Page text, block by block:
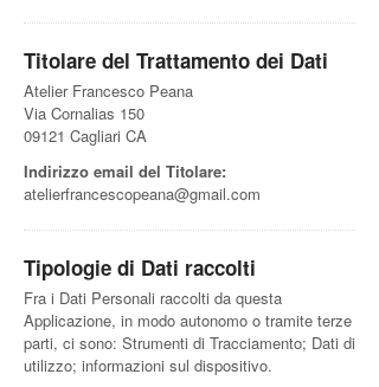
Titolare del Trattamento dei Dati
Atelier Francesco Peana
Via Cornalias 150
09121 Cagliari CA
Indirizzo email del Titolare:
atelierfrancescopeana@gmail.com
Tipologie di Dati raccolti
Fra i Dati Personali raccolti da questa
Applicazione, in modo autonomo o tramite terze
parti, ci sono: Strumenti di Tracciamento; Dati di
utilizzo; informazioni sul dispositivo.